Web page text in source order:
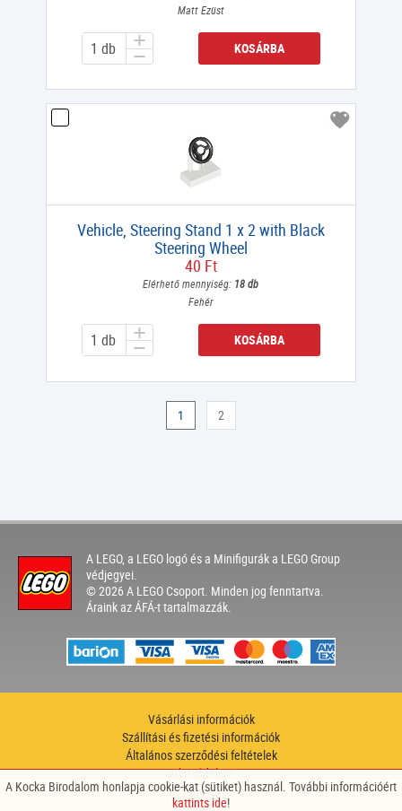
Matt Ezüst
KOSÁRBA
Vehicle, Steering Stand 1 x 2 with Black
Steering Wheel
40 Ft
Elérhető mennyiség: 18 db
Fehér
KOSÁRBA
1 2
A LEGO, a LEGO logó és a Minifigurák a LEGO Group
védjegyei.
© 2026 A LEGO Csoport. Minden jog fenntartva.
Áraink az ÁFÁ-t tartalmazzák.
Vásárlási információk
Szállítási és fizetési információk
Általános szerződési feltételek
Adatvédelem
Hírlevél
A Kocka Birodalom honlapja cookie-kat (sütiket) használ. További információért
kattints ide!